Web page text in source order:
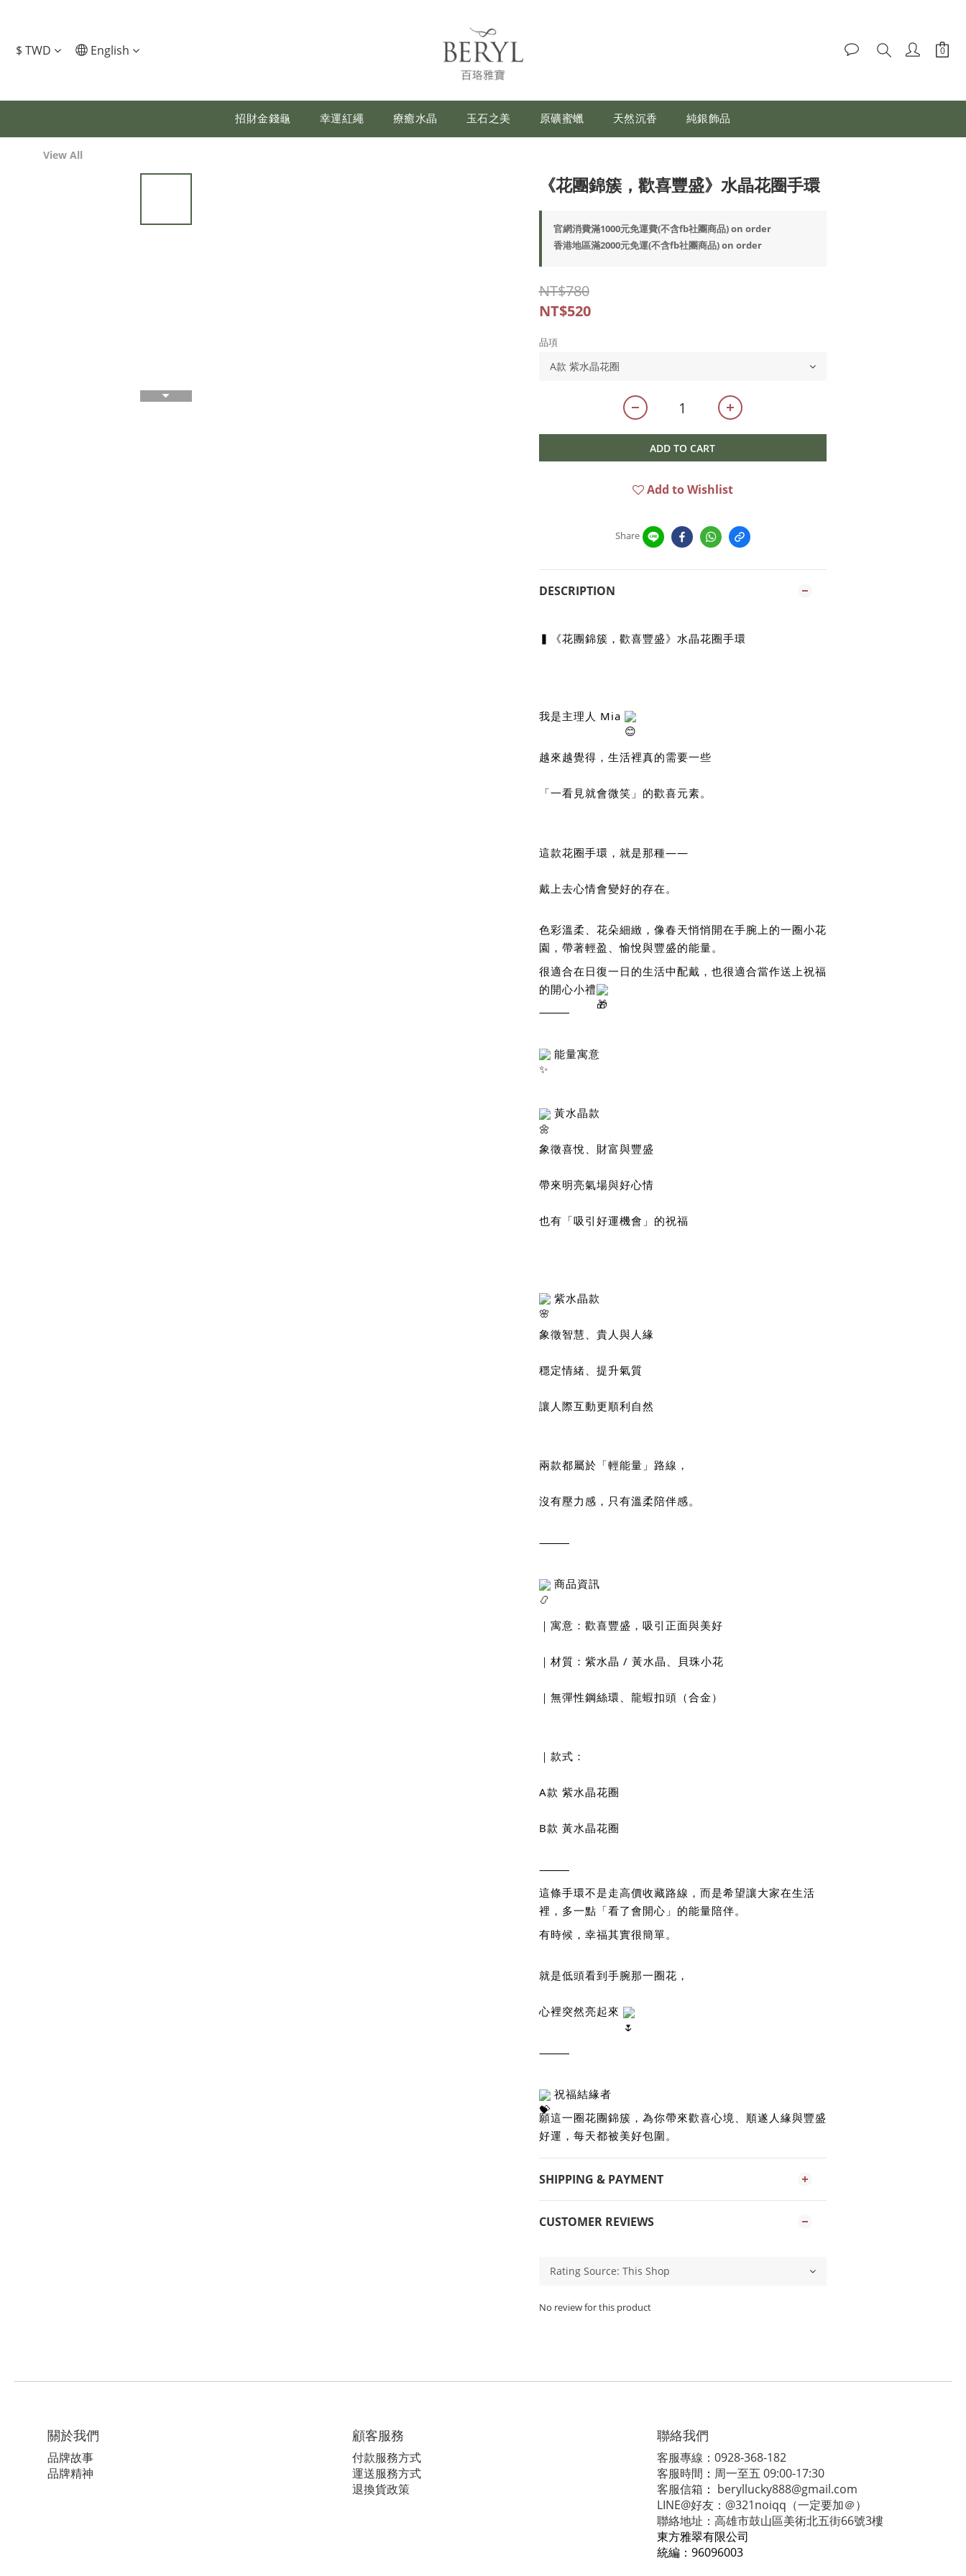
$ TWD English
招財金錢龜 幸運紅繩 療癒水晶 玉石之美 原礦蜜蠟 天然沉香 純銀飾品
View All
《花團錦簇，歡喜豐盛》水晶花圈手環
官網消費滿1000元免運費(不含fb社團商品) on order
香港地區滿2000元免運(不含fb社團商品) on order
NT$780
NT$520
品項
ADD TO CART
Add to Wishlist
Share
DESCRIPTION
▍《花團錦簇，歡喜豐盛》水晶花圈手環
我是主理人 Mia
越來越覺得，生活裡真的需要一些
「一看見就會微笑」的歡喜元素。
這款花圈手環，就是那種——
戴上去心情會變好的存在。
色彩溫柔、花朵細緻，像春天悄悄開在手腕上的一圈小花
園，帶著輕盈、愉悅與豐盛的能量。
很適合在日復一日的生活中配戴，也很適合當作送上祝福
的開心小禮
⸻
能量寓意
黃水晶款
象徵喜悅、財富與豐盛
帶來明亮氣場與好心情
也有「吸引好運機會」的祝福
紫水晶款
象徵智慧、貴人與人緣
穩定情緒、提升氣質
讓人際互動更順利自然
兩款都屬於「輕能量」路線，
沒有壓力感，只有溫柔陪伴感。
⸻
商品資訊
｜寓意：歡喜豐盛，吸引正面與美好
｜材質：紫水晶 / 黃水晶、貝珠小花
｜無彈性鋼絲環、龍蝦扣頭（合金）
｜款式：
A款 紫水晶花圈
B款 黃水晶花圈
⸻
這條手環不是走高價收藏路線，而是希望讓大家在生活
裡，多一點「看了會開心」的能量陪伴。
有時候，幸福其實很簡單。
就是低頭看到手腕那一圈花，
心裡突然亮起來
⸻
祝福結緣者
願這一圈花團錦簇，為你帶來歡喜心境、順遂人緣與豐盛
好運，每天都被美好包圍。
SHIPPING & PAYMENT
CUSTOMER REVIEWS
No review for this product
關於我們
品牌故事
品牌精神
顧客服務
付款服務方式
運送服務方式
退換貨政策
聯絡我們
客服專線：0928-368-182
客服時間 ： 周一至五 09:00-17:30
客服信箱 ： beryllucky888@gmail.com
LINE@好友：@321noiqq（一定要加＠）
聯絡地址：高雄市鼓山區美術北五街66號3樓
東方雅翠有限公司
統編： 96096003